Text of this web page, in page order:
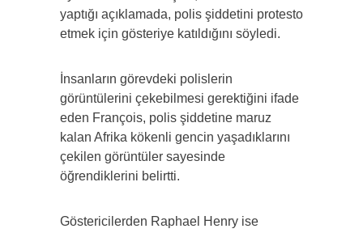
yaptığı açıklamada, polis şiddetini protesto
etmek için gösteriye katıldığını söyledi.
İnsanların görevdeki polislerin
görüntülerini çekebilmesi gerektiğini ifade
eden François, polis şiddetine maruz
kalan Afrika kökenli gencin yaşadıklarını
çekilen görüntüler sayesinde
öğrendiklerini belirtti.
Göstericilerden Raphael Henry ise